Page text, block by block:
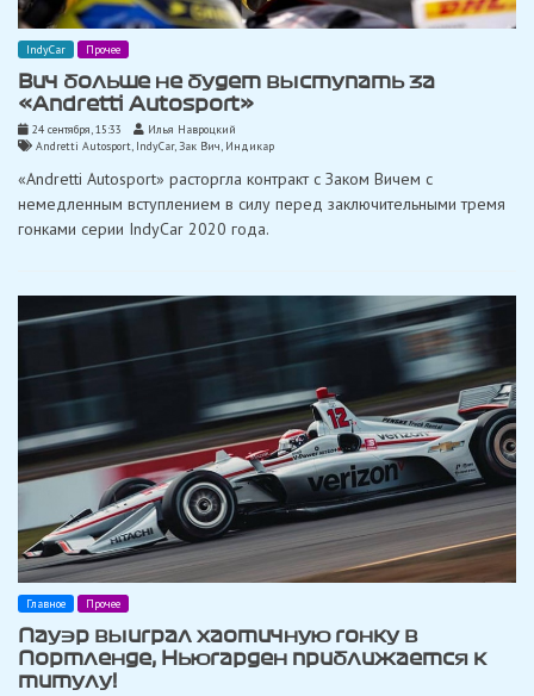
IndyCar Прочее
Вич больше не будет выступать за
«Andretti Autosport»
24 сентября, 15:33
Илья Навроцкий
Andretti Autosport, IndyCar,Зак Вич, Индикар
«Andretti Autosport» расторгла контракт с Заком ​​Вичем с
немедленным вступлением в силу перед заключительными тремя
гонками серии IndyCar 2020 года.
Главное Прочее
Пауэр выиграл хаотичную гонку в
Портленде, Ньюгарден приближается к
титулу!